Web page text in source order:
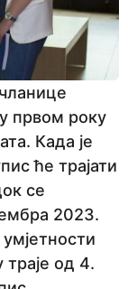
првом року
Када је
ће трајати
се
2023.
од 4.